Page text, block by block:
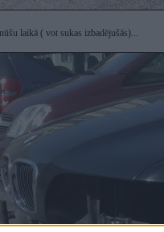
laikā ( vot sukas izbadējušās)...